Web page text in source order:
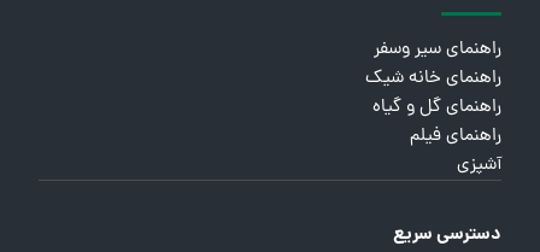
راهنمای سیر وسفر
راهنمای خانه شیک
راهنمای گل و گیاه
راهنمای فیلم
آشپزی
دسترسی سریع